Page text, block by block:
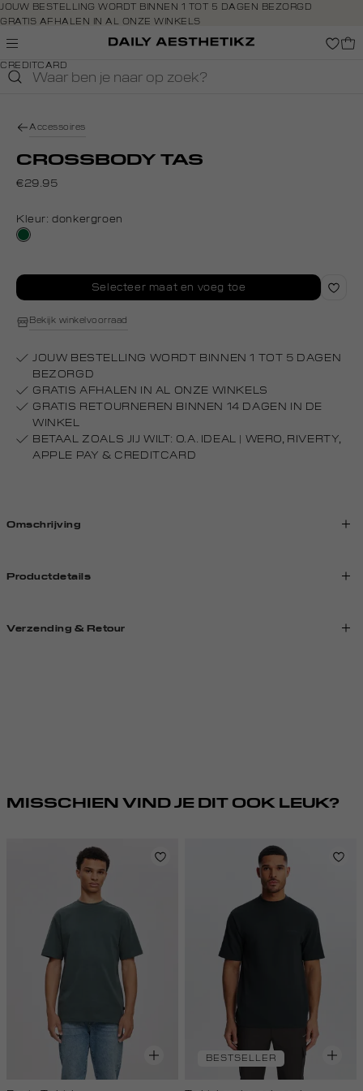
Navigeer
direct naar
de
Open de
direct
footer
JOUW BESTELLING WORDT BINNEN 1 TOT 5 DAGEN BEZORGD
GRATIS AFHALEN IN AL ONZE WINKELS
GRATIS RETOURNEREN BINNEN 14 DAGEN IN DE WINKEL
BETAAL ZOALS JIJ WILT: O.A. IDEAL, RIVERTY, APPLE PAY &
CREDITCARD
Accessoires
CROSSBODY TAS
€29.95
Kleur:donkergroen
donkergroen
Selecteer maat en voeg toe
Bekijk winkelvoorraad
JOUW BESTELLING WORDT BINNEN 1 TOT 5 DAGEN
BEZORGD
GRATIS AFHALEN IN AL ONZE WINKELS
GRATIS RETOURNEREN BINNEN 14 DAGEN IN DE
WINKEL
BETAAL ZOALS JIJ WILT: O.A. IDEAL | WERO, RIVERTY,
APPLE PAY & CREDITCARD
Omschrijving
Productdetails
Verzending & Retour
MISSCHIEN VIND JE DIT OOK LEUK?
BESTSELLER